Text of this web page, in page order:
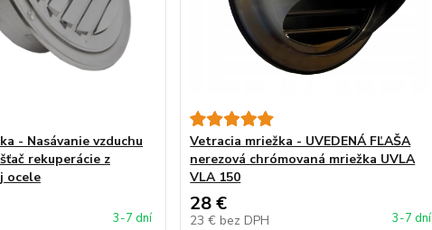
- Nasávanie vzduchu
rekuperácie z
ocele
3-7 dní
Vetracia mriežka - UVEDENÁ FĽAŠA
nerezová chrómovaná mriežka UVLA
VLA 150
28 €
23 € bez DPH 3-7 dní